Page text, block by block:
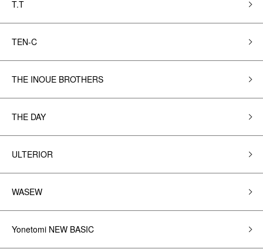
T.T
TEN-C
THE INOUE BROTHERS
THE DAY
ULTERIOR
WASEW
Yonetomi NEW BASIC